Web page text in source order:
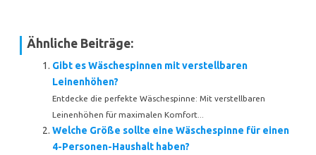
Ähnliche Beiträge:
Gibt es Wäschespinnen mit verstellbaren
Leinenhöhen?
Entdecke die perfekte Wäschespinne: Mit verstellbaren
Leinenhöhen für maximalen Komfort...
Welche Größe sollte eine Wäschespinne für einen
4-Personen-Haushalt haben?